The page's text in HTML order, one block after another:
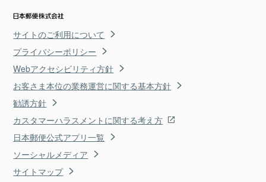
サイトのご利用について
プライバシーポリシー
Webアクセシビリティ方針
お客さま本位の業務運営に関する基本方針
勧誘方針
カスタマーハラスメントに関する考え方
日本郵便公式アプリ一覧
ソーシャルメディア
サイトマップ